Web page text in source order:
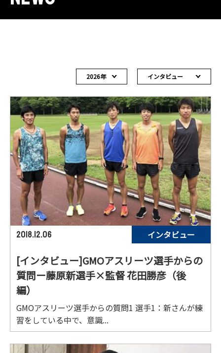
2026年 インタビュー
2018.12.06 インタビュー
[インタビュー]GMOアスリーツ選手からの
質問ー藤原新選手×監督 花田勝彦（後
編）
GMOアスリーツ選手からの質問1 選手1：新さんが練
習をしている中で、意識...